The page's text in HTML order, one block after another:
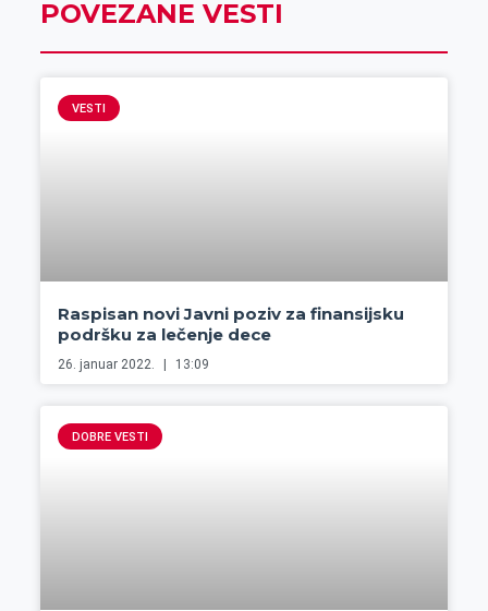
POVEZANE VESTI
VESTI
Raspisan novi Javni poziv za finansijsku
podršku za lečenje dece
26. januar 2022. 13:09
DOBRE VESTI